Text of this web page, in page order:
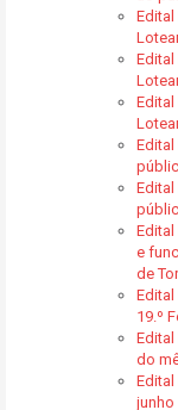
Edital
Edital
Edital
Edital
Edital
Edital
e
de
Edital
19.º
Edital
do
Edital
junho